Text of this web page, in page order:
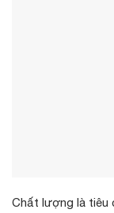
Chất lượng là tiêu